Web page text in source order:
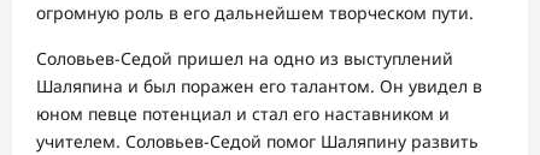
огромную роль в его дальнейшем творческом пути.
Соловьев-Седой пришел на одно из выступлений
Шаляпина и был поражен его талантом. Он увидел в
юном певце потенциал и стал его наставником и
учителем. Соловьев-Седой помог Шаляпину развить